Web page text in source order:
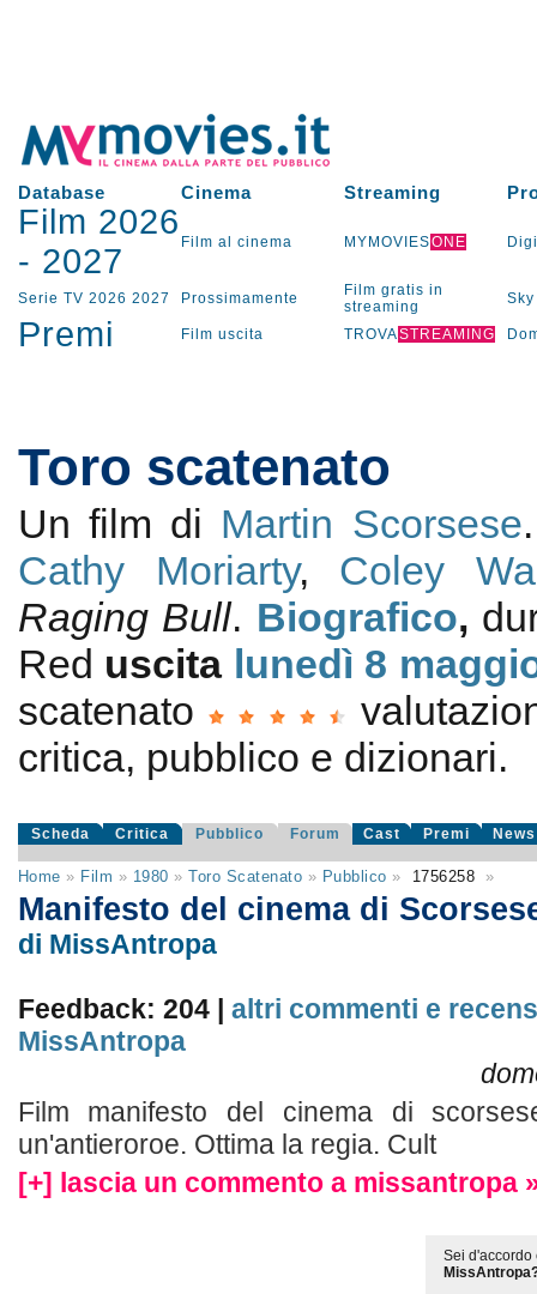
Database Cinema Streaming
Film 2026
- 2027 Film al cinema MYMOVIESONE
Serie TV 2026 2027 Prossimamente
Film gratis in
streaming
Sky
Premi Film uscita TROVASTREAMING
Toro scatenato
Un film di Martin Scorsese
Cathy Moriarty, Coley
Raging Bull. Biografico,
Red uscita lunedì 8
scatenato
critica, pubblico e dizionari.
Scheda Critica Pubblico Forum Cast Premi News
Home » Film » 1980 »Toro Scatenato » Pubblico » 1756258 »
Manifesto del cinema di
di MissAntropa
Feedback: 204 | altri commenti e
MissAntropa
Film manifesto del cinema di
un'antieroroe. Ottima la regia. Cult
[+] lascia un commento a missantropa
Sei d'accordo